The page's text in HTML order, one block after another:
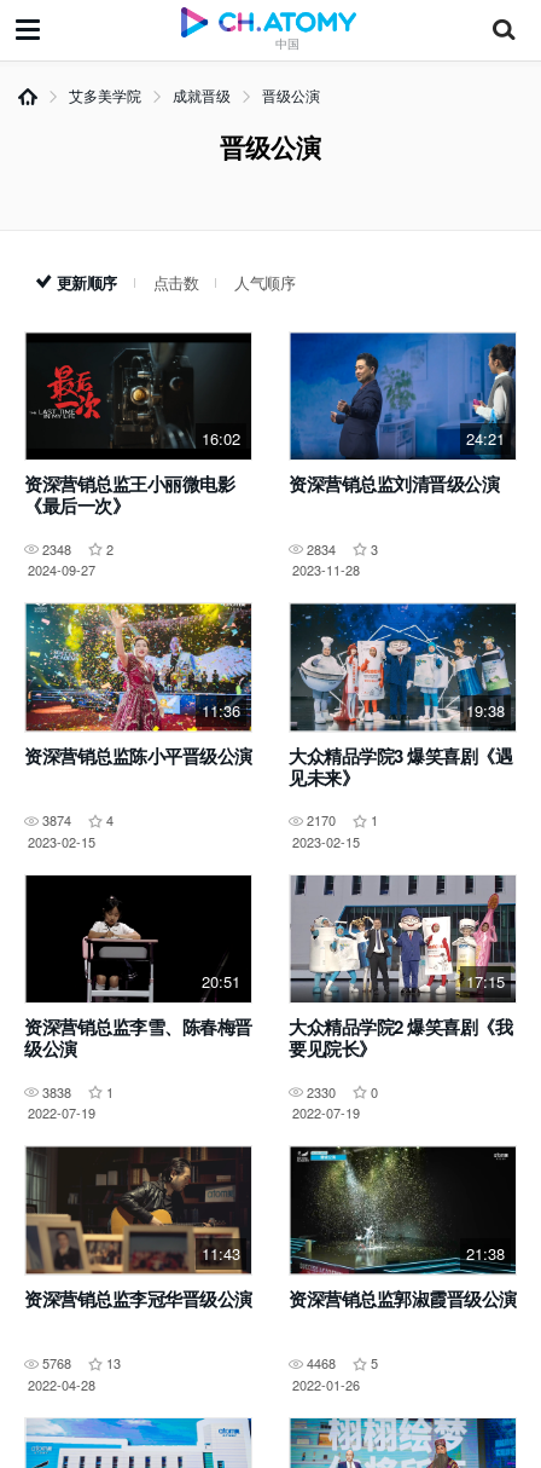
中国
艾多美学院 成就晋级 晋级公演
晋级公演
更新顺序 点击数 人气顺序
16:02
资深营销总监王小丽微电影
《最后一次》
2348
2
2024-09-27
24:21
资深营销总监刘清晋级公演
2834
3
2023-11-28
11:36
资深营销总监陈小平晋级公演
3874
4
2023-02-15
19:38
大众精品学院3 爆笑喜剧《遇
见未来》
2170
1
2023-02-15
20:51
资深营销总监李雪、陈春梅晋
级公演
3838
1
2022-07-19
17:15
大众精品学院2 爆笑喜剧《我
要见院长》
2330
0
2022-07-19
11:43
资深营销总监李冠华晋级公演
5768
13
2022-04-28
21:38
资深营销总监郭淑霞晋级公演
4468
5
2022-01-26